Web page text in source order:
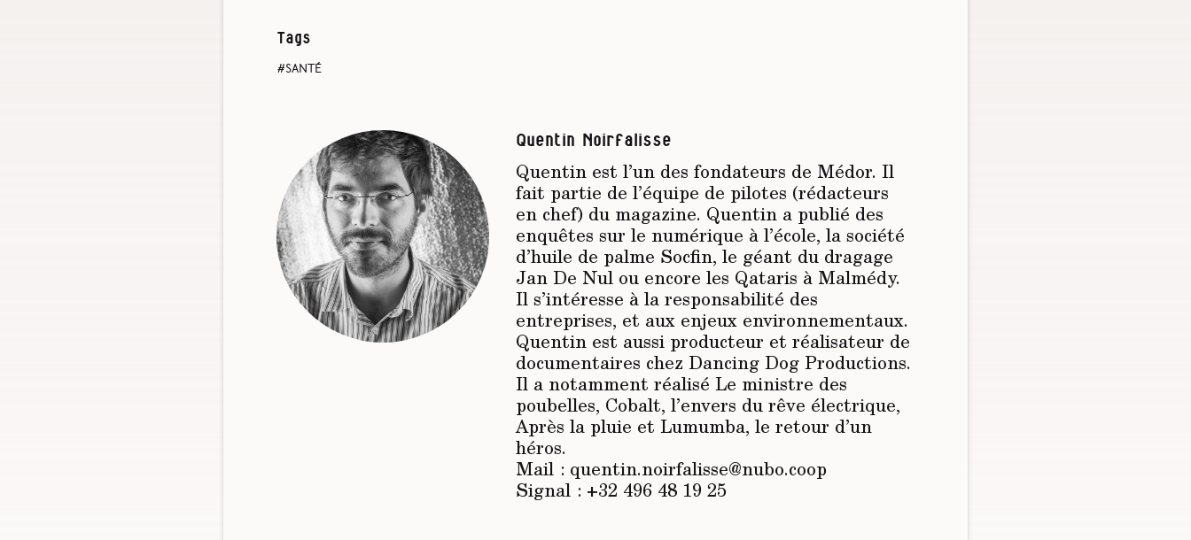
Tags
santé
Quentin Noirfalisse
Quentin est l’un des fondateurs de Médor. Il
fait partie de l’équipe de pilotes (rédacteurs
en chef) du magazine. Quentin a publié des
enquêtes sur le numérique à l’école, la société
d’huile de palme Socfin, le géant du dragage
Jan De Nul ou encore les Qataris à Malmédy.
Il s’intéresse à la responsabilité des
entreprises, et aux enjeux environnementaux.
Quentin est aussi producteur et réalisateur de
documentaires chez Dancing Dog Productions.
Il a notamment réalisé Le ministre des
poubelles, Cobalt, l’envers du rêve électrique,
Après la pluie et Lumumba, le retour d’un
héros.
Mail : quentin.noirfalisse@nubo.coop
Signal : +32 496 48 19 25